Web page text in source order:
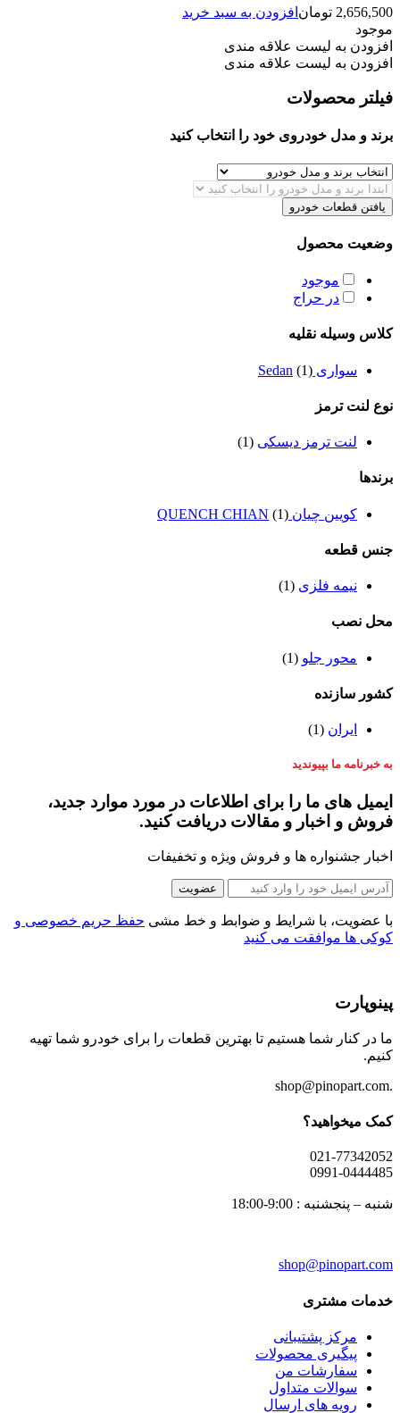
2,656,500 تومان افزودن به سبد خرید
موجود
افزودن به لیست علاقه مندی
افزودن به لیست علاقه مندی
فیلتر محصولات
برند و مدل خودروی خود را انتخاب کنید
یافتن قطعات خودرو
وضعیت محصول
موجود
در حراج
کلاس وسیله نقلیه
سواری Sedan (1)
نوع لنت ترمز
لنت ترمز دیسکی (1)
برندها
کویین چیان QUENCH CHIAN (1)
جنس قطعه
نیمه فلزی (1)
محل نصب
محور جلو (1)
کشور سازنده
ایران (1)
به خبرنامه ما بپیوندید
ایمیل های ما را برای اطلاعات در مورد موارد جدید،
فروش و اخبار و مقالات دریافت کنید.
اخبار جشنواره ها و فروش ویژه و تخفیفات
عضویت
با عضویت، با شرایط و ضوابط و خط مشی حفظ حریم خصوصی و
کوکی ها موافقت می کنید
پینوپارت
ما در کنار شما هستیم تا بهترین قطعات را برای خودرو شما تهیه
کنیم.
.shop@pinopart.com
کمک میخواهید؟
021-77342052
0991-0444485
شنبه – پنجشنبه : 9:00-18:00
shop@pinopart.com
خدمات مشتری
مرکز پشتیبانی
پیگیری محصولات
سفارشات من
سوالات متداول
رویه های ارسال